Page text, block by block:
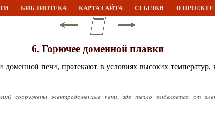
БИБЛИОТЕКА КАРТА САЙТА ССЫЛКИ О ПРОЕКТЕ
6. Горючее доменной плавки
печи, протекают в условиях высоких температур,
сооружены электродоменные печи, где тепло выделяется от